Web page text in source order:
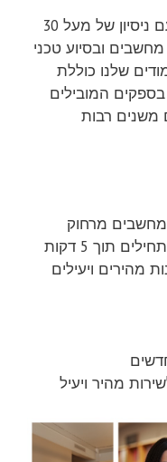
בדקל היא חברת תיקון מחשבים עם ניסיון של מעל 30
ובסיוע טכני
שלנו כוללת
המובילים
משנים רבות
מחשבים מרחוק
ברמה הגבוהה ביותר. התיקונים מתחילים תוך 5 דקות
מהירים ויעילים